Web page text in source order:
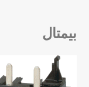
بیمتال